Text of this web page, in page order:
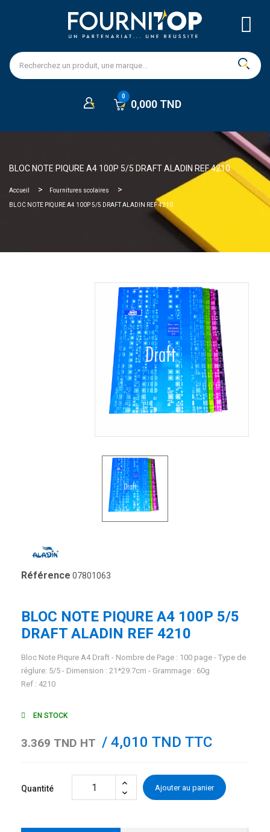
0,000 TND
BLOC NOTE PIQURE A4 100P 5/5 DRAFT ALADIN REF 4210
Accueil Fournitures scolaires
BLOC NOTE PIQURE A4 100P 5/5 DRAFT ALADIN REF 4210
Référence 07801063
BLOC NOTE PIQURE A4 100P 5/5
DRAFT ALADIN REF 4210
Bloc Note Piqure A4 Draft - Nombre de Page : 100 page - Type de
réglure: 5/5 - Dimension : 21*29.7cm - Grammage : 60g
Ref : 4210
EN STOCK
3.369 TND HT / 4,010 TND TTC
Quantité Ajouter au panier